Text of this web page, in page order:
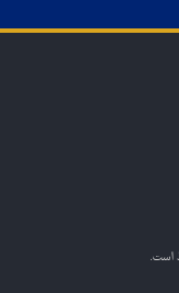
است.